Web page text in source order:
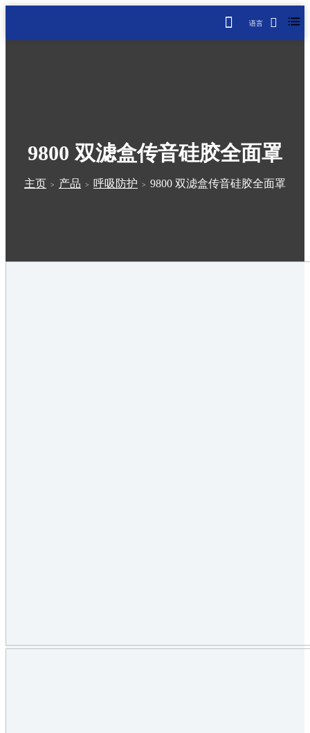
语言
9800 双滤盒传音硅胶全面罩
主页 > 产品 > 呼吸防护 > 9800 双滤盒传音硅胶全面罩